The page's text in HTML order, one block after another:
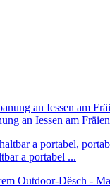
an Iessen am Fräien
a portabel ...